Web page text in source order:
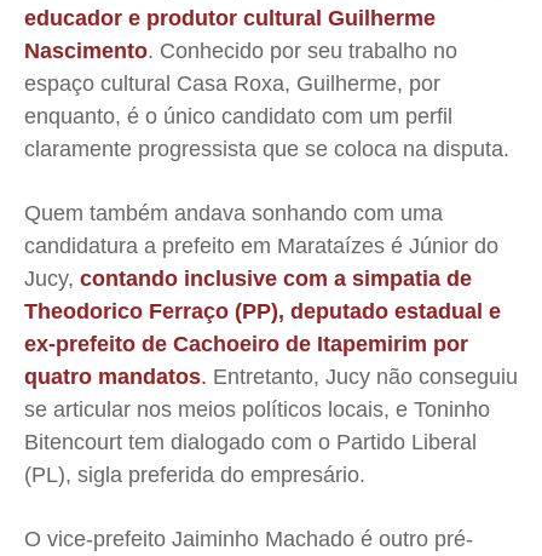
educador e produtor cultural Guilherme
Nascimento. Conhecido por seu trabalho no
espaço cultural Casa Roxa, Guilherme, por
enquanto, é o único candidato com um perfil
claramente progressista que se coloca na disputa.
Quem também andava sonhando com uma
candidatura a prefeito em Marataízes é Júnior do
Jucy, contando inclusive com a simpatia de
Theodorico Ferraço (PP), deputado estadual e
ex-prefeito de Cachoeiro de Itapemirim por
quatro mandatos. Entretanto, Jucy não conseguiu
se articular nos meios políticos locais, e Toninho
Bitencourt tem dialogado com o Partido Liberal
(PL), sigla preferida do empresário.
O vice-prefeito Jaiminho Machado é outro pré-